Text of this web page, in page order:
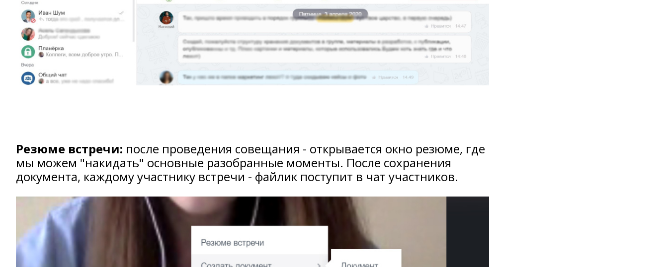
Резюме встречи: после проведения совещания - открывается окно резюме, где
мы можем "накидать" основные разобранные моменты. После сохранения
документа, каждому участнику встречи - файлик поступит в чат участников.